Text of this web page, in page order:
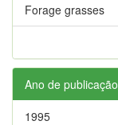
Forage grasses
Ano de publicação
1995